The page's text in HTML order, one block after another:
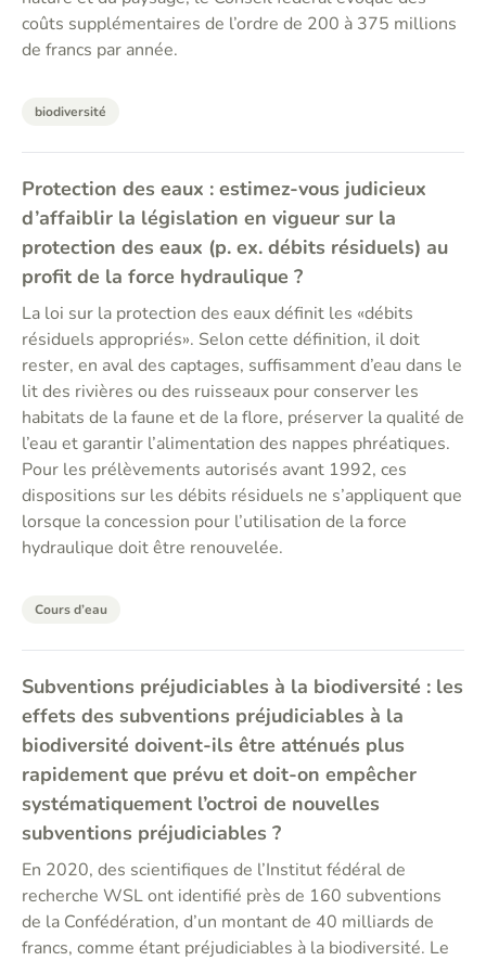
coûts supplémentaires de l’ordre de 200 à 375 millions
de francs par année.
biodiversité
Protection des eaux : estimez-vous judicieux
d’affaiblir la législation en vigueur sur la
protection des eaux (p. ex. débits résiduels) au
profit de la force hydraulique ?
La loi sur la protection des eaux définit les «débits
résiduels appropriés». Selon cette définition, il doit
rester, en aval des captages, suffisamment d’eau dans le
lit des rivières ou des ruisseaux pour conserver les
habitats de la faune et de la flore, préserver la qualité de
l’eau et garantir l’alimentation des nappes phréatiques.
Pour les prélèvements autorisés avant 1992, ces
dispositions sur les débits résiduels ne s’appliquent que
lorsque la concession pour l’utilisation de la force
hydraulique doit être renouvelée.
Cours d’eau
Subventions préjudiciables à la biodiversité : les
effets des subventions préjudiciables à la
biodiversité doivent-ils être atténués plus
rapidement que prévu et doit-on empêcher
systématiquement l’octroi de nouvelles
subventions préjudiciables ?
En 2020, des scientifiques de l’Institut fédéral de
recherche WSL ont identifié près de 160 subventions
de la Confédération, d’un montant de 40 milliards de
francs, comme étant préjudiciables à la biodiversité. Le